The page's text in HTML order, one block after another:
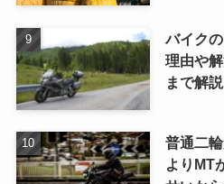
バイク
理由や
まで解説
普通二
よりMT